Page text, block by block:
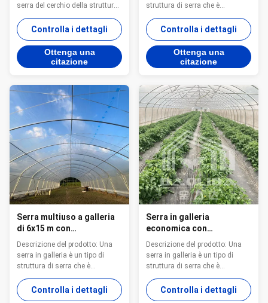
serra del cerchio della struttura
del tubo d'acciaio della serra del
sistema Descrizione Il tunnel è
la struttura della serra della
serra più economica nella serra,
prodotti della serra è molto
popolare in molti paesi e regioni
Controlla i dettagli
Ottenga una
citazione
struttura di serra che è
progettata per assomigliare a
una galleria o un arco.Questi
telai vengono poi ricoperti con
uno strato di plastica traslucida
o pellicola di serra per creare un
ambiente protetto per le piante.
Controlla i dettagli
Ottenga una
citazione
Serra multiuso a galleria
di 6x15 m con
trasmissione luminosa
superiore
Descrizione del prodotto: Una
serra in galleria è un tipo di
struttura di serra che è
progettata per assomigliare a
una galleria o un arco.Questi
telai vengono poi ricoperti con
Controlla i dettagli
Serra in galleria
economica con
ventilazione laterale per
la crescita delle piante
Descrizione del prodotto: Una
serra in galleria è un tipo di
struttura di serra che è
progettata per assomigliare a
una galleria o un arco.Questi
telai vengono poi ricoperti con
Controlla i dettagli